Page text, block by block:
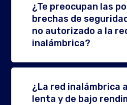
¿Te preocupan las
brechas de
no autorizado a la
inalámbrica?
¿La red inalámbrica
lenta y de bajo